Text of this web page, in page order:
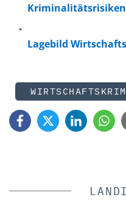
Lagebild